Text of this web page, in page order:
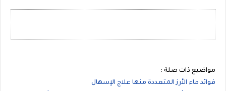
مواضيع ذات صلة :
فوائد ماء الأرز المتعددة منها علاج الإسهال